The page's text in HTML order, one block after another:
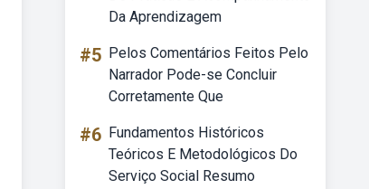
Da Aprendizagem
#5 Pelos Comentários Feitos Pelo
Narrador Pode-se Concluir
Corretamente Que
#6 Fundamentos Históricos
Teóricos E Metodológicos Do
Serviço Social Resumo